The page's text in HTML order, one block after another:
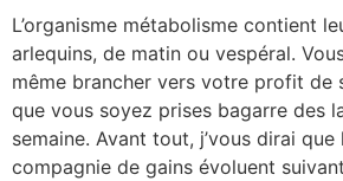
L’organisme métabolisme contient
arlequins, de matin ou vespéral.
même brancher vers votre profit de
que vous soyez prises bagarre des
semaine. Avant tout, j’vous dirai
compagnie de gains évoluent